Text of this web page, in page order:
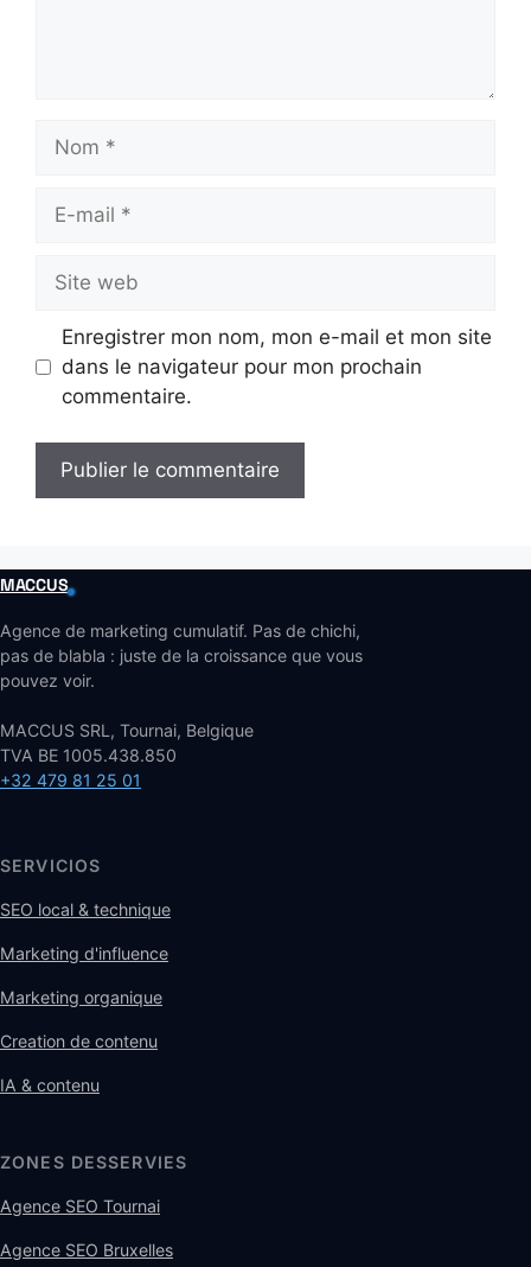
Nom
Site
web
Enregistrer mon nom, mon e-mail et mon site
dans le navigateur pour mon prochain
commentaire.
MACCUS
Agence de marketing cumulatif. Pas de chichi,
pas de blabla : juste de la croissance que vous
pouvez voir.
MACCUS SRL, Tournai, Belgique
TVA BE 1005.438.850
+32 479 81 25 01
SERVICIOS
SEO local & technique
Marketing d'influence
Marketing organique
Creation de contenu
IA & contenu
ZONES DESSERVIES
Agence SEO Tournai
Agence SEO Bruxelles